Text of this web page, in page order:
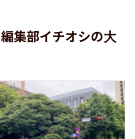
集部イチオシの大